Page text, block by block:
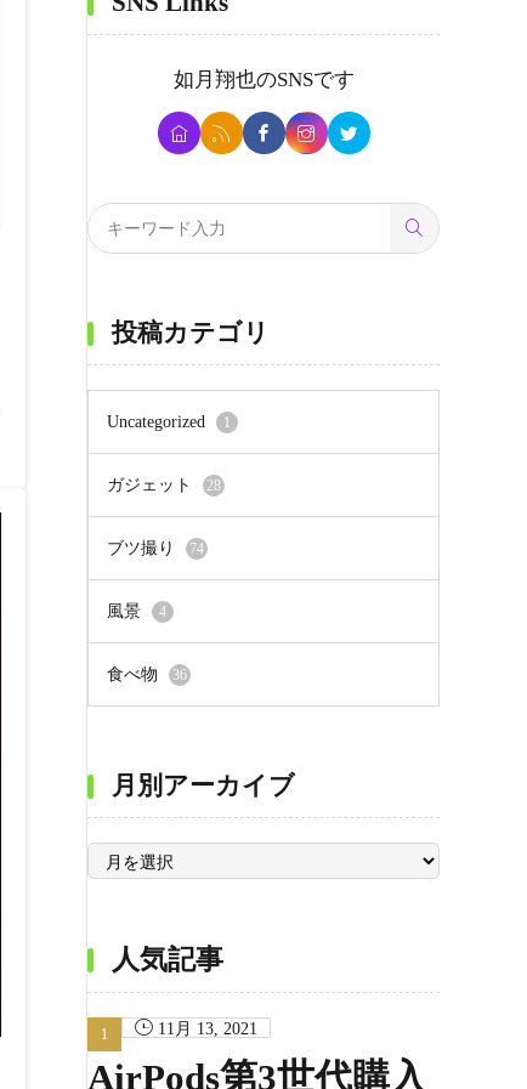
如月翔也のSNSです
投稿カテゴリ
Uncategorized 1
ガジェット 28
ブツ撮り 74
風景 4
食べ物 36
月別アーカイブ
月
ア
ブ
人気記事
11月 13, 2021
AirPods第3世代購入